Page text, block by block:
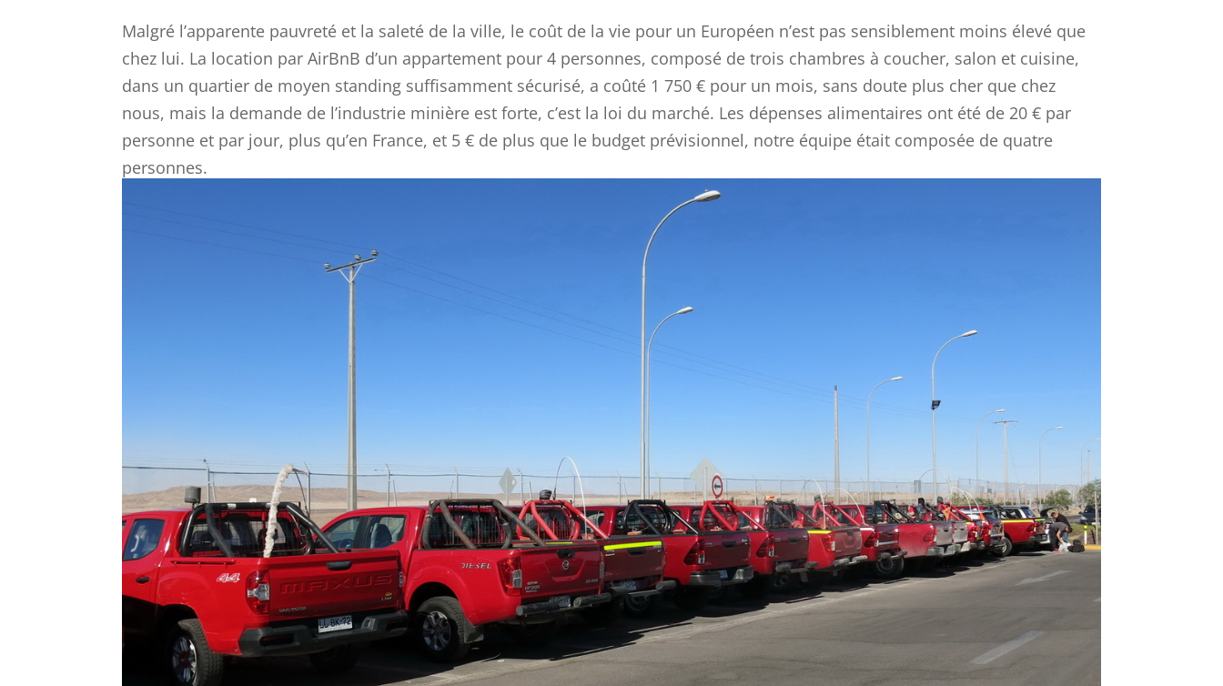
Malgré l’apparente pauvreté et la saleté de la ville, le coût de la vie pour un Européen n’est pas sensiblement moins élevé que
chez lui. La location par AirBnB d’un appartement pour 4 personnes, composé de trois chambres à coucher, salon et cuisine,
dans un quartier de moyen standing suffisamment sécurisé, a coûté 1 750 € pour un mois, sans doute plus cher que chez
nous, mais la demande de l’industrie minière est forte, c’est la loi du marché. Les dépenses alimentaires ont été de 20 € par
personne et par jour, plus qu’en France, et 5 € de plus que le budget prévisionnel, notre équipe était composée de quatre
personnes.